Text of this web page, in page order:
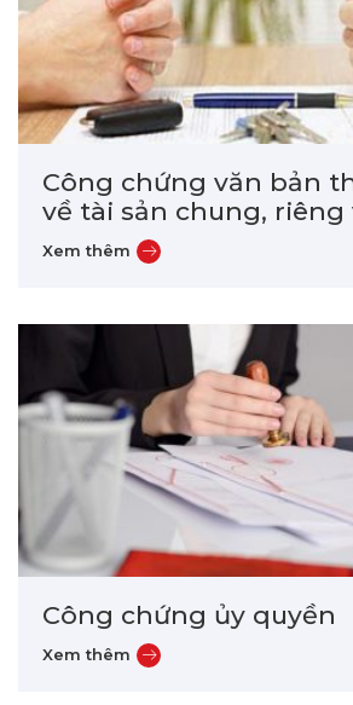
Công chứng văn bản
về tài sản chung, riêng
Công chứng ủy quyền